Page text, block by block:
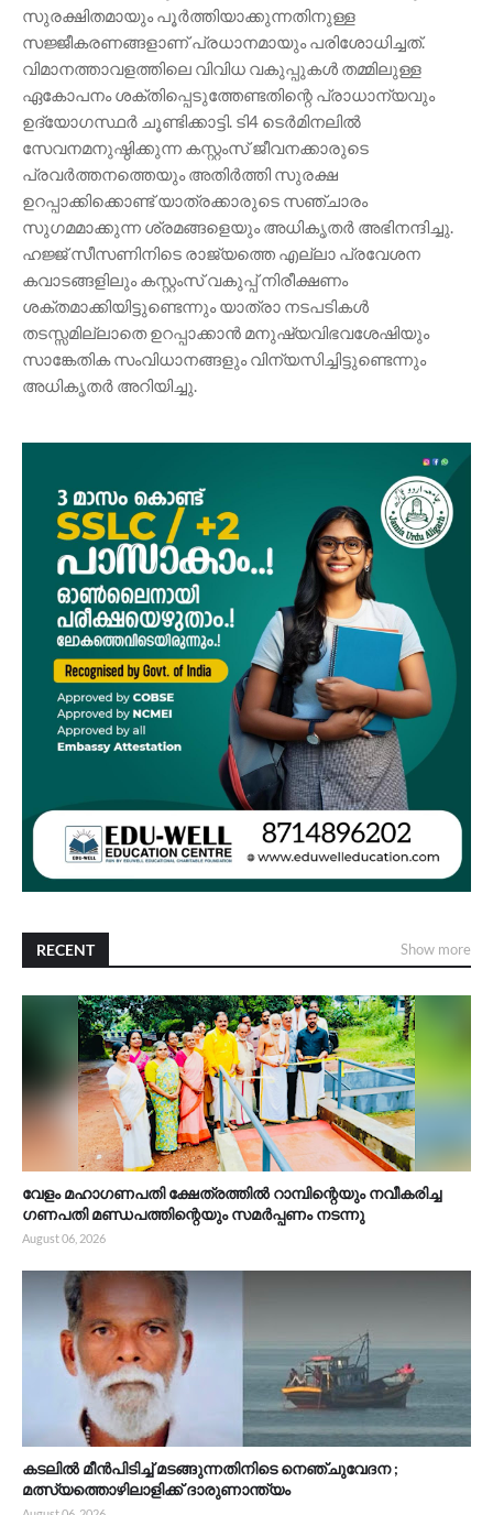
സുരക്ഷിതമായും പൂർത്തിയാക്കുന്നതിനുള്ള
സജ്ജീകരണങ്ങളാണ് പ്രധാനമായും പരിശോധിച്ചത്.
വിമാനത്താവളത്തിലെ വിവിധ വകുപ്പുകൾ തമ്മിലുള്ള
ഏകോപനം ശക്തിപ്പെടുത്തേണ്ടതിന്റെ പ്രാധാന്യവും
ഉദ്യോഗസ്ഥർ ചൂണ്ടിക്കാട്ടി. ടി4 ടെർമിനലിൽ
സേവനമനുഷ്ഠിക്കുന്ന കസ്റ്റംസ് ജീവനക്കാരുടെ
പ്രവർത്തനത്തെയും അതിർത്തി സുരക്ഷ
ഉറപ്പാക്കിക്കൊണ്ട് യാത്രക്കാരുടെ സഞ്ചാരം
സുഗമമാക്കുന്ന ശ്രമങ്ങളെയും അധികൃതർ അഭിനന്ദിച്ചു.
ഹജ്ജ് സീസണിനിടെ രാജ്യത്തെ എല്ലാ പ്രവേശന
കവാടങ്ങളിലും കസ്റ്റംസ് വകുപ്പ് നിരീക്ഷണം
ശക്തമാക്കിയിട്ടുണ്ടെന്നും യാത്രാ നടപടികൾ
തടസ്സമില്ലാതെ ഉറപ്പാക്കാൻ മനുഷ്യവിഭവശേഷിയും
സാങ്കേതിക സംവിധാനങ്ങളും വിന്യസിച്ചിട്ടുണ്ടെന്നും
അധികൃതർ അറിയിച്ചു.
RECENT Show more
വേളം മഹാഗണപതി ക്ഷേത്രത്തിൽ റാമ്പിന്റെയും നവീകരിച്ച
ഗണപതി മണ്ഡപത്തിന്റെയും സമർപ്പണം നടന്നു
August 06, 2026
കടലിൽ മീൻപിടിച്ച് മടങ്ങുന്നതിനിടെ നെഞ്ചുവേദന ;
മത്സ്യത്തൊഴിലാളിക്ക് ദാരുണാന്ത്യം